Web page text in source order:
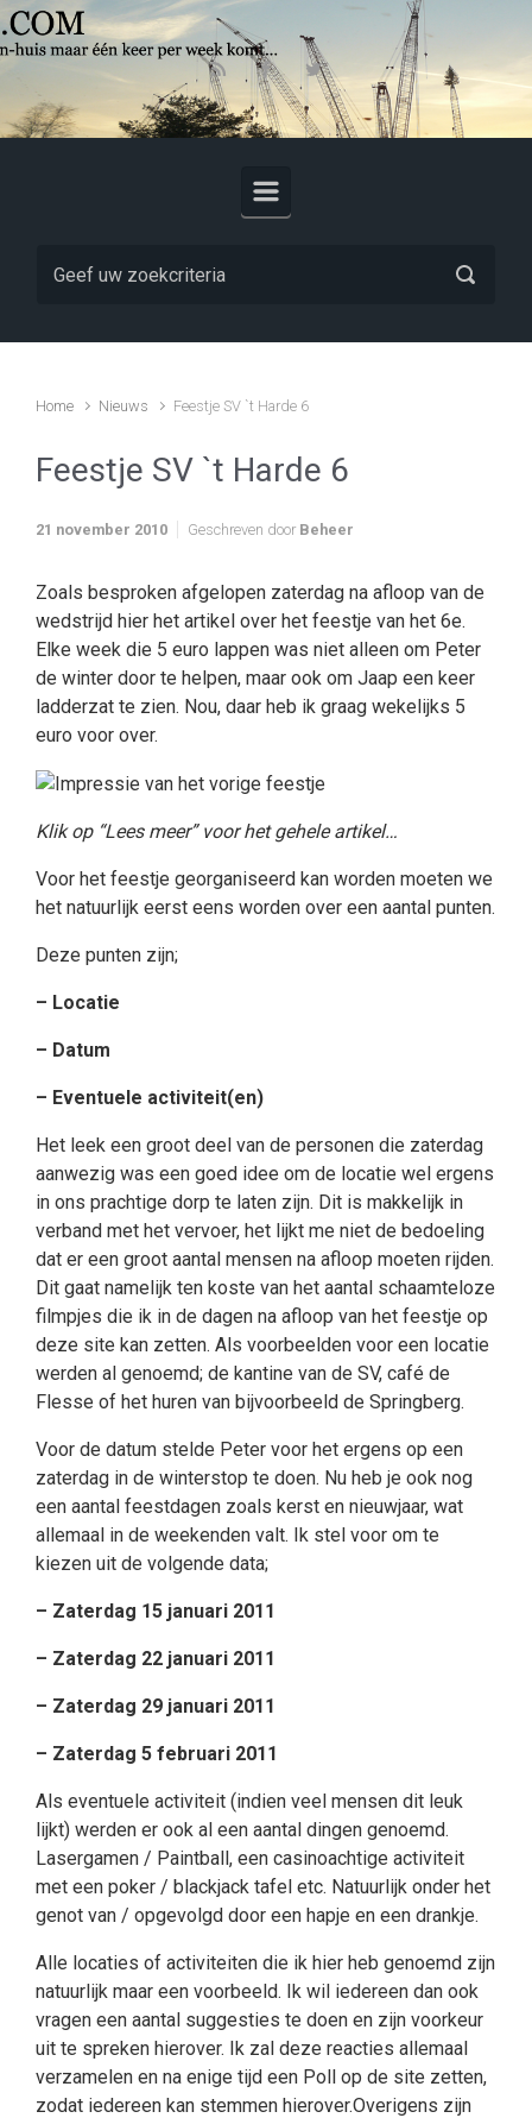
Skip to main content
Home Nieuws Feestje SV `t Harde 6
Feestje SV `t Harde 6
21 november 2010 Geschreven door Beheer
Zoals besproken afgelopen zaterdag na afloop van de
wedstrijd hier het artikel over het feestje van het 6e.
Elke week die 5 euro lappen was niet alleen om Peter
de winter door te helpen, maar ook om Jaap een keer
ladderzat te zien. Nou, daar heb ik graag wekelijks 5
euro voor over.
Klik op “Lees meer” voor het gehele artikel…
Voor het feestje georganiseerd kan worden moeten we
het natuurlijk eerst eens worden over een aantal punten.
Deze punten zijn;
– Locatie
– Datum
– Eventuele activiteit(en)
Het leek een groot deel van de personen die zaterdag
aanwezig was een goed idee om de locatie wel ergens
in ons prachtige dorp te laten zijn. Dit is makkelijk in
verband met het vervoer, het lijkt me niet de bedoeling
dat er een groot aantal mensen na afloop moeten rijden.
Dit gaat namelijk ten koste van het aantal schaamteloze
filmpjes die ik in de dagen na afloop van het feestje op
deze site kan zetten. Als voorbeelden voor een locatie
werden al genoemd; de kantine van de SV, café de
Flesse of het huren van bijvoorbeeld de Springberg.
Voor de datum stelde Peter voor het ergens op een
zaterdag in de winterstop te doen. Nu heb je ook nog
een aantal feestdagen zoals kerst en nieuwjaar, wat
allemaal in de weekenden valt. Ik stel voor om te
kiezen uit de volgende data;
– Zaterdag 15 januari 2011
– Zaterdag 22 januari 2011
– Zaterdag 29 januari 2011
– Zaterdag 5 februari 2011
Als eventuele activiteit (indien veel mensen dit leuk
lijkt) werden er ook al een aantal dingen genoemd.
Lasergamen / Paintball, een casinoachtige activiteit
met een poker / blackjack tafel etc. Natuurlijk onder het
genot van / opgevolgd door een hapje en een drankje.
Alle locaties of activiteiten die ik hier heb genoemd zijn
natuurlijk maar een voorbeeld. Ik wil iedereen dan ook
vragen een aantal suggesties te doen en zijn voorkeur
uit te spreken hierover. Ik zal deze reacties allemaal
verzamelen en na enige tijd een Poll op de site zetten,
zodat iedereen kan stemmen hierover.Overigens zijn